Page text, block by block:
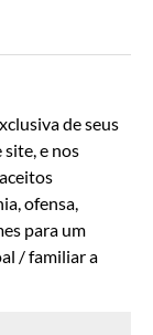
de seus
e nos
ofensa,
para um
/ familiar a